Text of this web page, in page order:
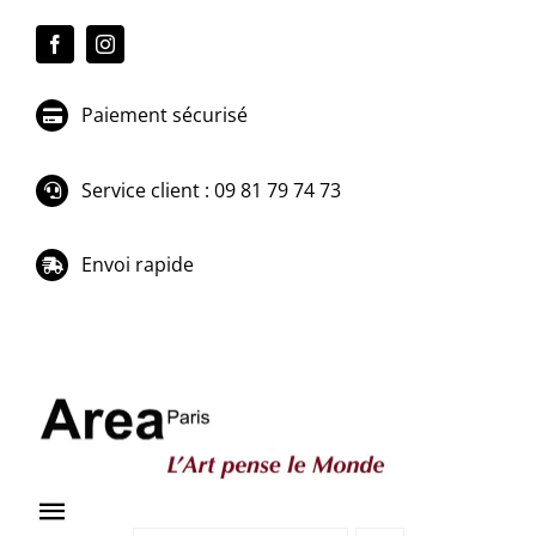
Paiement sécurisé
Service client : 09 81 79 74 73
Envoi rapide